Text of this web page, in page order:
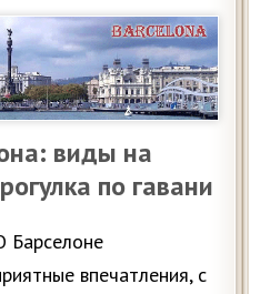
виды на
по гавани
Барселоне
впечатления, с